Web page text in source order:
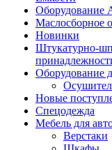
Оборудование
Маслосборное
Новинки
Штукатурно-
Оборудование
Новые
Спецодежда
Мебель для
Верстаки